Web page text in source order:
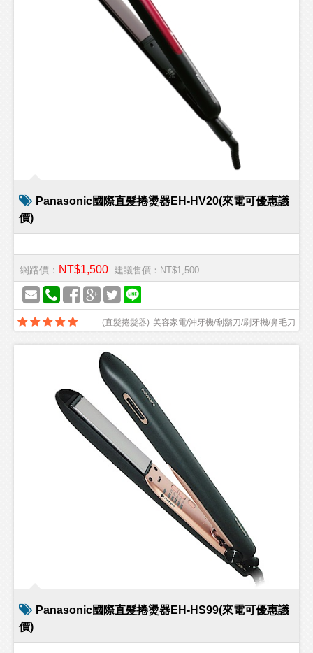
Panasonic國際直髮捲燙器EH-HV20(來電可優惠議
價)
網路價： NT$1,500 建議售價：NT$1,500
美容家電/沖牙機/刮鬍刀/刷牙機/鼻毛刀
(直髮捲髮器)
Panasonic國際直髮捲燙器EH-HS99(來電可優惠議
價)